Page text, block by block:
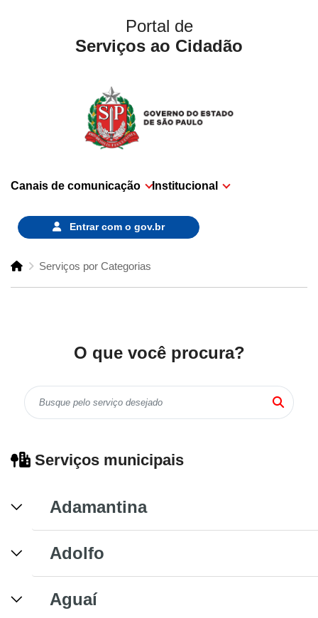
Portal de
Serviços ao Cidadão
Canais de comunicação Institucional
Entrar com o gov.br
Serviços por Categorias
O que você procura?
Serviços municipais
Adamantina
Adolfo
Aguaí